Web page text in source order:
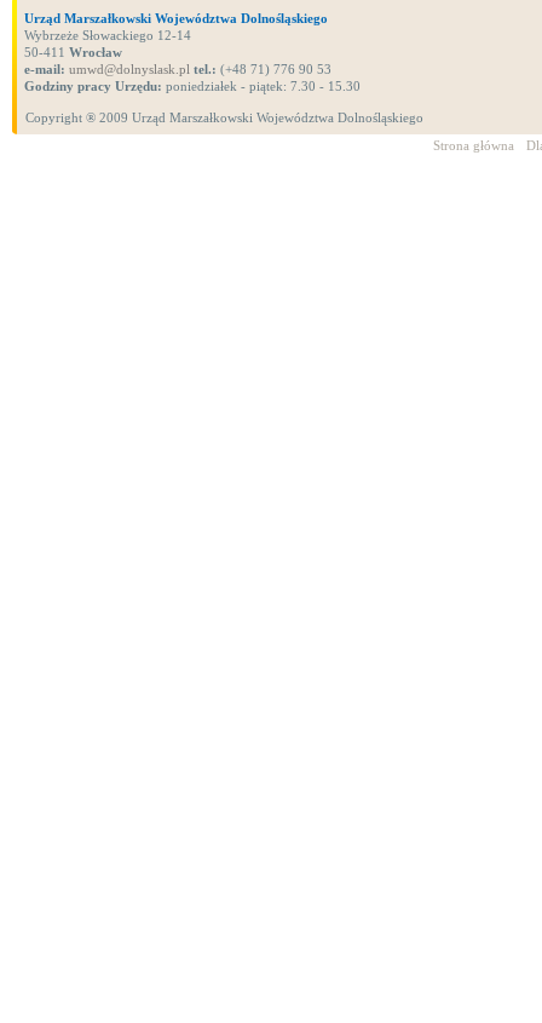
Urząd Marszałkowski Województwa Dolnośląskiego
Wybrzeże Słowackiego 12-14
50-411 Wrocław
e-mail: umwd@dolnyslask.pl tel.: (+48 71) 776 90 53
Godziny pracy Urzędu: poniedziałek - piątek: 7.30 - 15.30
Copyright ® 2009 Urząd Marszałkowski Województwa Dolnośląskiego
Strona główna